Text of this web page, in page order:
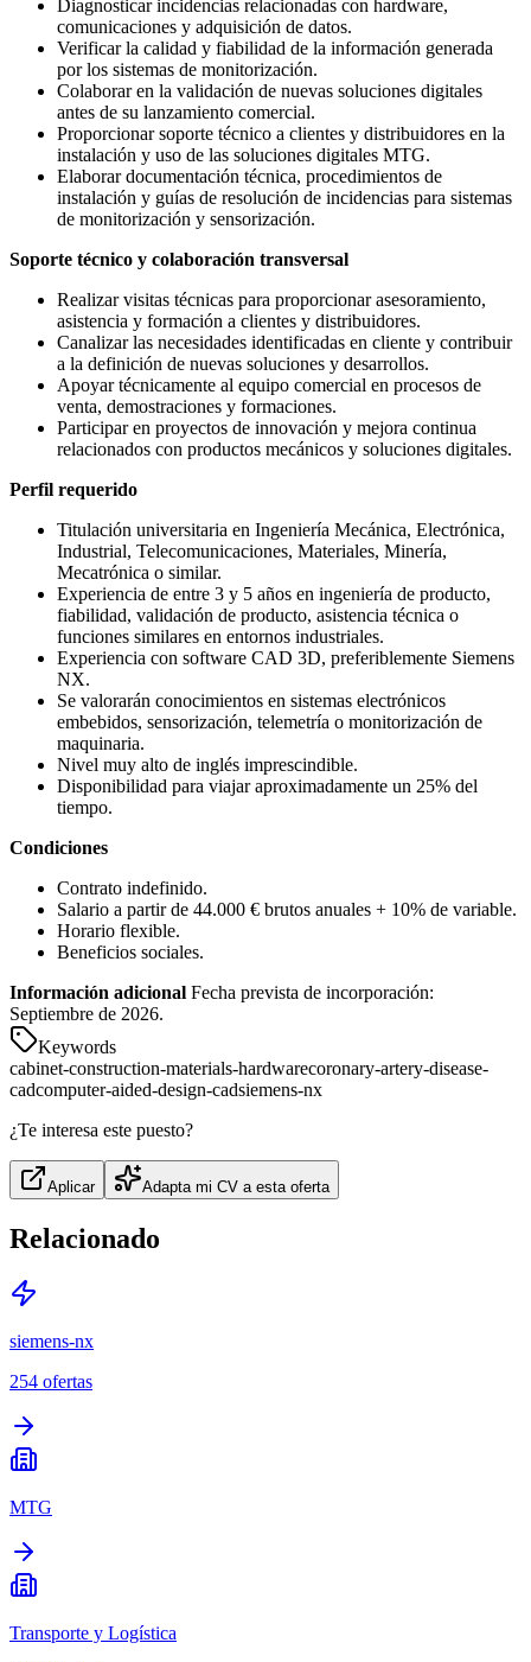
Diagnosticar incidencias relacionadas con hardware,
comunicaciones y adquisición de datos.
Verificar la calidad y fiabilidad de la información generada
por los sistemas de monitorización.
Colaborar en la validación de nuevas soluciones digitales
antes de su lanzamiento comercial.
Proporcionar soporte técnico a clientes y distribuidores en la
instalación y uso de las soluciones digitales MTG.
Elaborar documentación técnica, procedimientos de
instalación y guías de resolución de incidencias para sistemas
de monitorización y sensorización.
Soporte técnico y colaboración transversal
Realizar visitas técnicas para proporcionar asesoramiento,
asistencia y formación a clientes y distribuidores.
Canalizar las necesidades identificadas en cliente y contribuir
a la definición de nuevas soluciones y desarrollos.
Apoyar técnicamente al equipo comercial en procesos de
venta, demostraciones y formaciones.
Participar en proyectos de innovación y mejora continua
relacionados con productos mecánicos y soluciones digitales.
Perfil requerido
Titulación universitaria en Ingeniería Mecánica, Electrónica,
Industrial, Telecomunicaciones, Materiales, Minería,
Mecatrónica o similar.
Experiencia de entre 3 y 5 años en ingeniería de producto,
fiabilidad, validación de producto, asistencia técnica o
funciones similares en entornos industriales.
Experiencia con software CAD 3D, preferiblemente Siemens
NX.
Se valorarán conocimientos en sistemas electrónicos
embebidos, sensorización, telemetría o monitorización de
maquinaria.
Nivel muy alto de inglés imprescindible.
Disponibilidad para viajar aproximadamente un 25% del
tiempo.
Condiciones
Contrato indefinido.
Salario a partir de 44.000 € brutos anuales + 10% de variable.
Horario flexible.
Beneficios sociales.
Información adicional Fecha prevista de incorporación:
Septiembre de 2026.
Keywords
cabinet-construction-materials-hardwarecoronary-artery-disease-
cadcomputer-aided-design-cadsiemens-nx
¿Te interesa este puesto?
Aplicar Adapta mi CV a esta oferta
Relacionado
siemens-nx
254 ofertas
MTG
Transporte y Logística